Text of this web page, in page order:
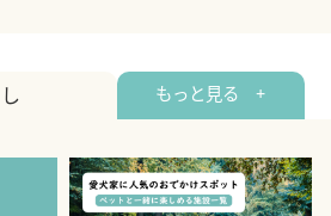
もっと見る +